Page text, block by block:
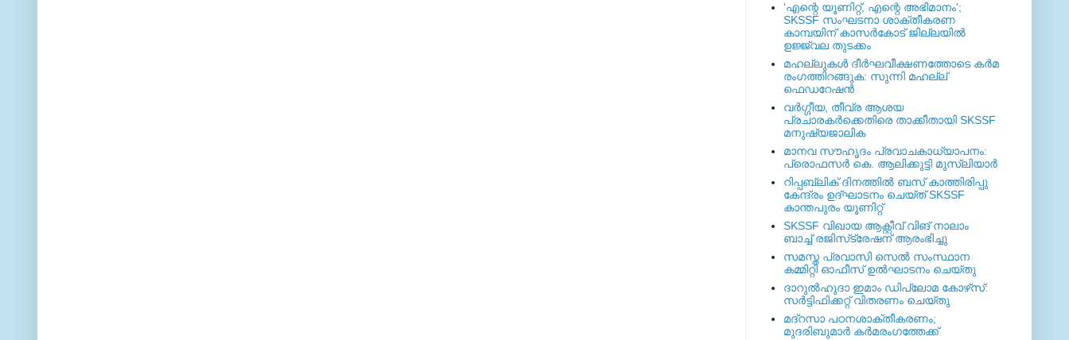
'എന്റെ യൂണിറ്റ്, എന്റെ അഭിമാനം';
SKSSF സംഘടനാ ശാക്തീകരണ
കാമ്പയിന് കാസര്‍കോട് ജില്ലയില്‍
ഉജ്ജ്വല തുടക്കം
മഹല്ലുകള്‍ ദീര്‍ഘവീക്ഷണത്തോടെ കര്‍മ
രംഗത്തിറങ്ങുക: സുന്നി മഹല്ല്
ഫെഡറേഷന്‍
വര്‍ഗ്ഗീയ, തീവ്ര ആശയ
പ്രചാരകര്‍ക്കെതിരെ താക്കീതായി SKSSF
മനുഷ്യജാലിക
മാനവ സൗഹൃദം പ്രവാചകാധ്യാപനം:
പ്രൊഫസർ കെ. ആലിക്കുട്ടി മുസ്ലിയാർ
റിപ്പബ്ലിക് ദിനത്തില്‍ ബസ് കാത്തിരിപ്പു
കേന്ദ്രം ഉദ്ഘാടനം ചെയ്ത്‌ SKSSF
കാന്തപുരം യൂണിറ്റ്
SKSSF വിഖായ ആക്റ്റീവ് വിങ് നാലാം
ബാച്ച് രജിസ്‌ട്രേഷന് ആരംഭിച്ചു
സമസ്ത പ്രവാസി സെല്‍ സംസ്ഥാന
കമ്മിറ്റി ഓഫീസ് ഉല്‍ഘാടനം ചെയ്തു
ദാറുല്‍ഹുദാ ഇമാം ഡിപ്ലോമ കോഴ്‌സ്:
സര്‍ട്ടിഫിക്കറ്റ് വിതരണം ചെയ്തു
മദ്‌റസാ പഠനശാക്തീകരണം;
മുദരിബുമാര്‍ കര്‍മരംഗത്തേക്ക്